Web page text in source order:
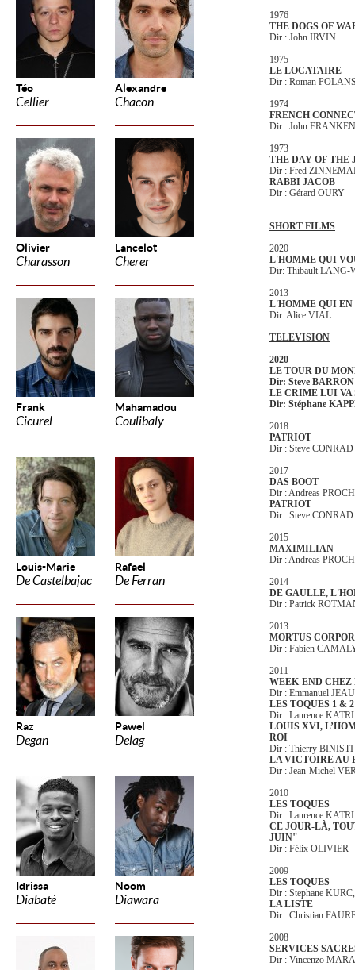
Téo
Cellier
Alexandre
Chacon
Olivier
Charasson
Lancelot
Cherer
Frank
Cicurel
Mahamadou
Coulibaly
Louis-Marie
De Castelbajac
Rafael
De Ferran
Raz
Degan
Pawel
Delag
Idrissa
Diabaté
Noom
Diawara
1976
THE DOGS OF
Dir : John IRVIN
1975
LE LOCATAIRE
Dir : Roman
1974
FRENCH
Dir : John
1973
THE DAY OF THE
Dir : Fred
RABBI JACOB
Dir : Gérard OURY
SHORT FILMS
2020
L'HOMME QUI
Dir: Thibault LANG-
2013
L'HOMME QUI
Dir: Alice VIAL
TELEVISION
2020
LE TOUR DU
Dir: Steve
LE CRIME LUI VA
Dir: Stéphane
2018
PATRIOT
Dir : Steve CONRAD
2017
DAS BOOT
Dir : Andreas
PATRIOT
Dir : Steve CONRAD
2015
MAXIMILIAN
Dir : Andreas
2014
DE GAULLE,
Dir : Patrick
2013
MORTUS
Dir : Fabien
2011
WEEK-END CHEZ
Dir : Emmanuel
LES TOQUES 1 &
Dir : Laurence
LOUIS XVI,
ROI
Dir : Thierry BINISTI
LA VICTOIRE AU
Dir : Jean-Michel
2010
LES TOQUES
Dir : Laurence
CE JOUR-LÀ,
JUIN"
Dir : Félix OLIVIER
2009
LES TOQUES
Dir : Stephane
LA LISTE
Dir : Christian
2008
SERVICES
Dir : Vincenzo